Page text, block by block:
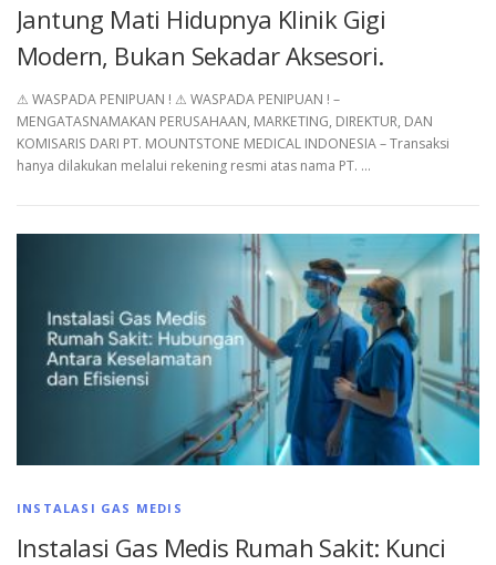
Jantung Mati Hidupnya Klinik Gigi
Modern, Bukan Sekadar Aksesori.
⚠︎ WASPADA PENIPUAN ! ⚠︎ WASPADA PENIPUAN ! –
MENGATASNAMAKAN PERUSAHAAN, MARKETING, DIREKTUR, DAN
KOMISARIS DARI PT. MOUNTSTONE MEDICAL INDONESIA – Transaksi
hanya dilakukan melalui rekening resmi atas nama PT. …
INSTALASI GAS MEDIS
Instalasi Gas Medis Rumah Sakit: Kunci